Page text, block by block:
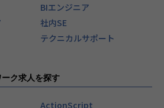
BIエンジニア
社内SE
テクニカルサポート
ク求人を探す
ActionScript